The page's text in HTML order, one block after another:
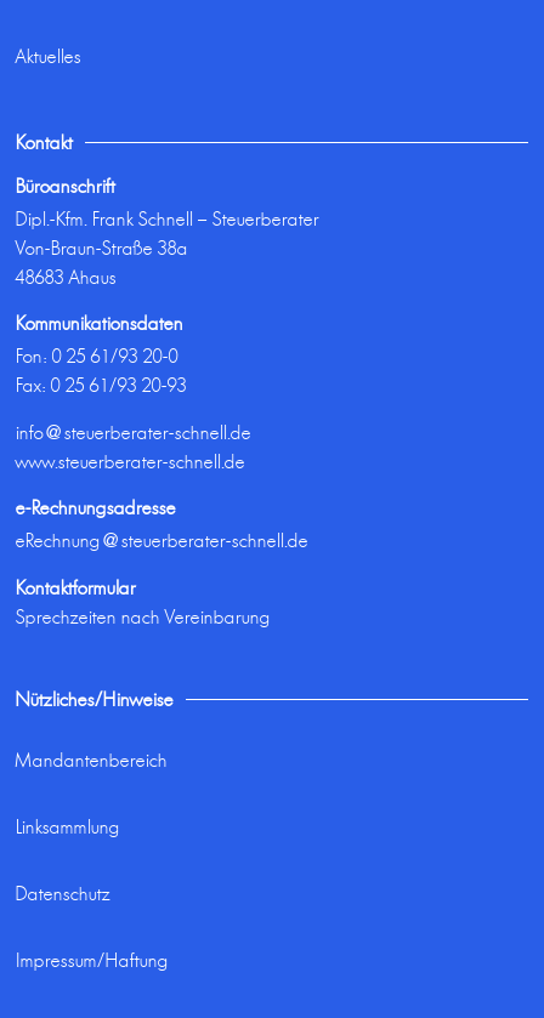
Aktuelles
Kontakt
Büroanschrift
Dipl.-Kfm. Frank Schnell – Steuerberater
Von-Braun-Straße 38a
48683 Ahaus
Kommunikationsdaten
Fon:0 25 61/93 20-0
Fax: 0 25 61/93 20-93
info@steuerberater-schnell.de
www.steuerberater-schnell.de
e-Rechnungsadresse
eRechnung@steuerberater-schnell.de
Kontaktformular
Sprechzeiten nach Vereinbarung
Nützliches/Hinweise
Mandantenbereich
Linksammlung
Datenschutz
Impressum/Haftung